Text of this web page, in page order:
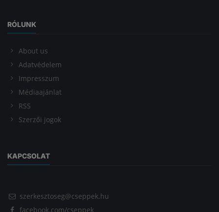
RÓLUNK
About us
Adatvédelem
Impresszum
Médiaajánlat
RSS
Szerzői jogok
KAPCSOLAT
szerkesztoseg@cseppek.hu
facebook.com/cseppek